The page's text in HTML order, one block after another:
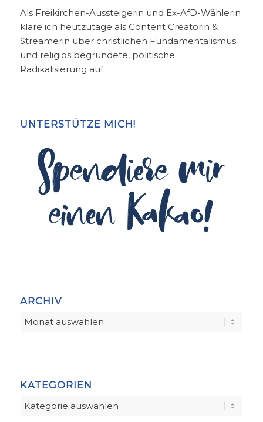
Als Freikirchen-Aussteigerin und Ex-AfD-Wählerin
kläre ich heutzutage als Content Creatorin &
Streamerin über christlichen Fundamentalismus
und religiös begründete, politische
Radikalisierung auf.
UNTERSTÜTZE MICH!
ARCHIV
KATEGORIEN
Kategorien